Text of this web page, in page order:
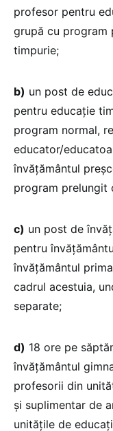
profesor pentru
grupă cu program
timpurie;
b) un post de
pentru educație
program normal,
educator/
învățământul
program prelungit
c) un post de
pentru
învățământul
cadrul acestuia,
separate;
d) 18 ore pe
învățământul
profesorii din
și suplimentar de
unitățile de